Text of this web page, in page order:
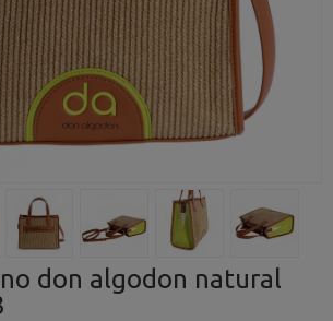
don algodon natural